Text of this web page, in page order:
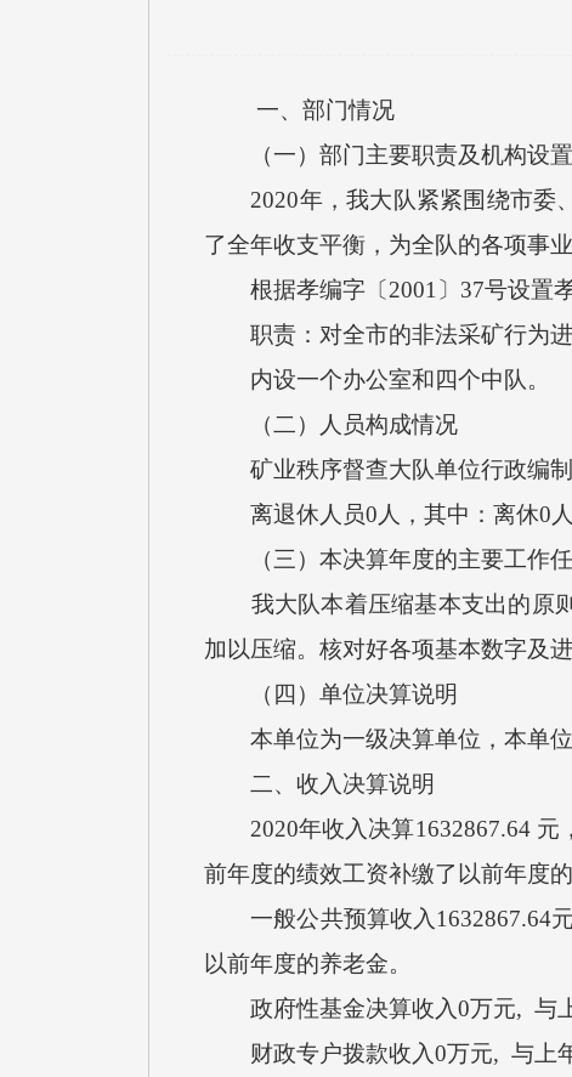
一、部门情况
（一）部门主要职责及机构设
2020年，我大队紧紧围绕市委、
了全年收支平衡，为全队的各项事
根据孝编字〔2001〕37号设置孝
职责：对全市的非法采矿行为进
内设一个办公室和四个中队。
（二）人员构成情况
矿业秩序督查大队单位行政编制0
离退休人员0人，其中：离休0人
（三）本决算年度的主要工作
我大队本着压缩基本支出的原则
加以压缩。核对好各项基本数字及
（四）单位决算说明
本单位为一级决算单位，本单位
二、收入决算说明
2020年收入决算1632867.64 元
前年度的绩效工资补缴了以前年度
一般公共预算收入1632867.64元
以前年度的养老金
政府性基金决算收入0万元, 与上
财政专户拨款收入0万元, 与上